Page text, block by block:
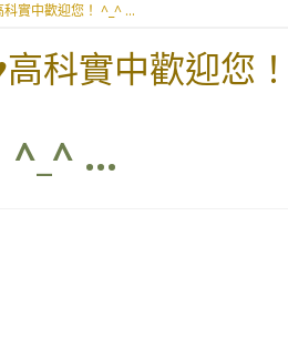
科實中歡迎您
科實中歡迎您！ ^_^ …
^_^ …